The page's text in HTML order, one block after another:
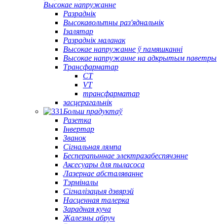
Высокае напружанне
Разраднік
Высокавольтны раз'яднальнік
Ізалятар
Разраднік маланак
Высокае напружанне ў памяшканні
Высокае напружанне на адкрытым паветры
Трансфарматар
CT
VT
трансфарматар
засцерагальнік
Больш прадуктаў
Разетка
Інвертар
Званок
Сігнальная лямпа
Бесперапыннае электразабеспячэнне
Аксесуары для пыласоса
Лазернае абсталяванне
Тэрміналы
Сігналізацыя дзвярэй
Насценная талерка
Зарадная куча
Жалезны абруч